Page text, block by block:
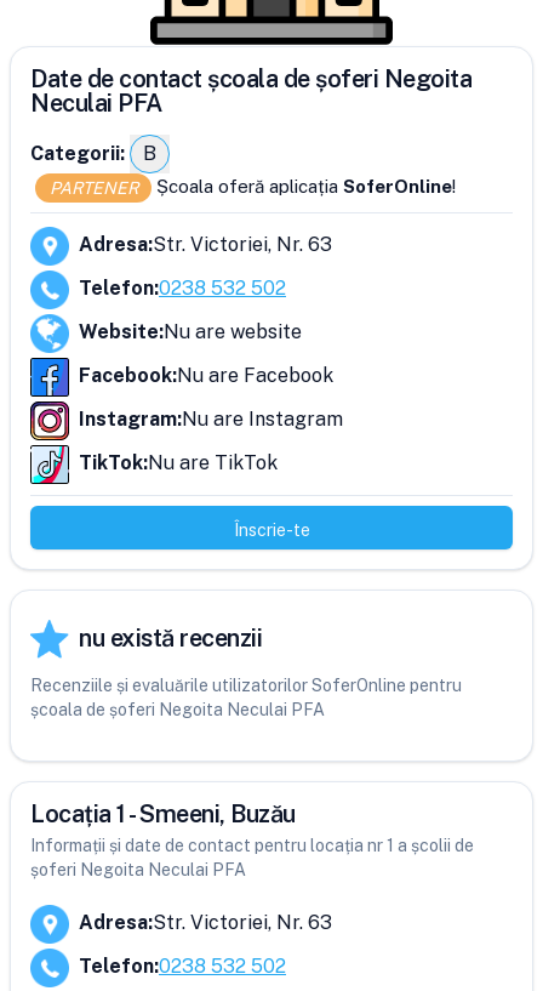
Date de contact școala de șoferi Negoita
Neculai PFA
Categorii: B
PARTENER Școala oferă aplicația SoferOnline!
Adresa:Str. Victoriei, Nr. 63
Telefon:0238 532 502
Website:Nu are website
Facebook:Nu are Facebook
Instagram:Nu are Instagram
TikTok:Nu are TikTok
Înscrie-te
nu există recenzii
Recenziile și evaluările utilizatorilor SoferOnline pentru
școala de șoferi Negoita Neculai PFA
Locația 1 - Smeeni, Buzău
Informații și date de contact pentru locația nr 1 a școlii de
șoferi Negoita Neculai PFA
Adresa:Str. Victoriei, Nr. 63
Telefon:0238 532 502